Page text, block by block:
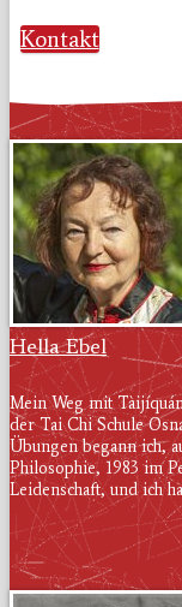
Kontakt
Hella Ebel
Mein Weg mit
der Tai Chi Schule
Übungen begann ich,
Philosophie, 1983 im
Leidenschaft, und ich